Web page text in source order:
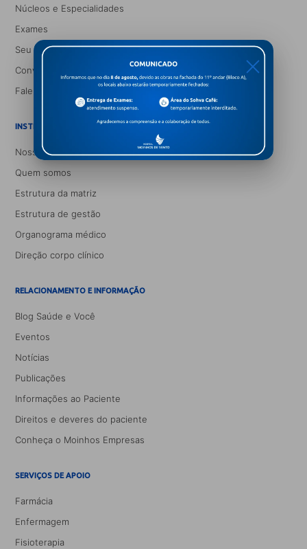
Núcleos e Especialidades
Exames
Seu Médico
Convênios
Fale conosco
INSTITUCIONAL
Nossa história
Quem somos
Estrutura da matriz
Estrutura de gestão
Organograma médico
Direção corpo clínico
RELACIONAMENTO E INFORMAÇÃO
Blog Saúde e Você
Eventos
Notícias
Publicações
Informações ao Paciente
Direitos e deveres do paciente
Conheça o Moinhos Empresas
SERVIÇOS DE APOIO
Farmácia
Enfermagem
Fisioterapia
X